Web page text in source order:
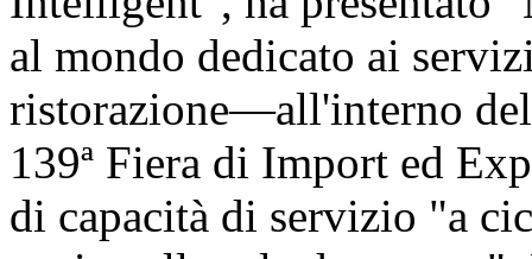
al mondo dedicato ai
ristorazione—all'interno
139ª Fiera di Import ed
di capacità di servizio "a